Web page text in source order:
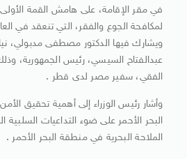
في مقر الإقامة، على هامش القمة الأولى
لمكافحة الجوع والفقر، التي تنعقد في
ويشارك فيها الدكتور مصطفى مدبولي،
عبدالفتاح السيسي، رئيس الجمهورية،
الفقي، سفير مصر لدى قطر .
وأشار رئيس الوزراء إلى أهمية تحقيق
البحر الأحمر على ضوء التداعيات السلبية
الملاحة البحرية في منطقة البحر الأحمر .